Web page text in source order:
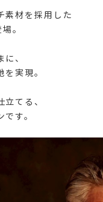
素材を採用した
。
、
実現。
てる、
す。